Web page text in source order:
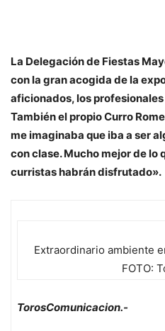
La Delegación de Fiestas
con la gran acogida de la
aficionados, los
También el propio Curro
me imaginaba que iba a ser
con clase. Mucho mejor de lo
curristas habrán disfrutado».
Extraordinario ambiente
FOTO:
TorosComunicacion.-